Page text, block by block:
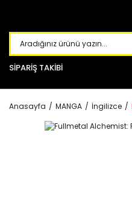
SİPARİŞ TAKİBİ
Anasayfa MANGA İngilizce